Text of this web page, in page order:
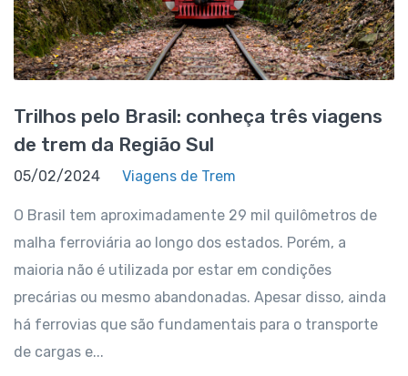
Trilhos pelo Brasil: conheça três viagens
de trem da Região Sul
05/02/2024 Viagens de Trem
O Brasil tem aproximadamente 29 mil quilômetros de
malha ferroviária ao longo dos estados. Porém, a
maioria não é utilizada por estar em condições
precárias ou mesmo abandonadas. Apesar disso, ainda
há ferrovias que são fundamentais para o transporte
de cargas e...